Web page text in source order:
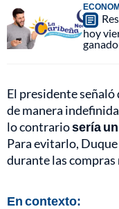
hoy
El presidente señaló
de manera
lo contrariosería
Para evitarlo,
durante las compras
En contexto: